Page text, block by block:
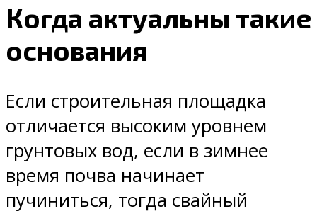
Когда актуальны такие
основания
Если строительная площадка
отличается высоким уровнем
грунтовых вод, если в зимнее
время почва начинает
пучиниться, тогда свайный